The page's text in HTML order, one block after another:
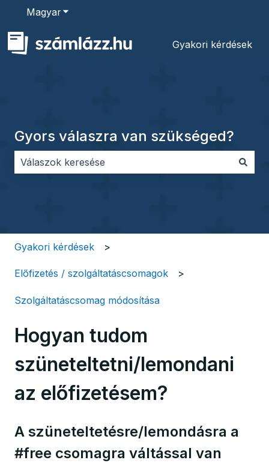
MagyarAlmenü megjelenítése fordításokhoz
Gyakori kérdések
Gyors válaszra van szükséged?
Gyakori kérdések
Előfizetés / szolgáltatáscsomagok
Szolgáltatáscsomag módosítása
Hogyan tudom
szüneteltetni/lemondani
az előfizetésem?
A szüneteltetésre/lemondásra a
#free csomagra váltással van